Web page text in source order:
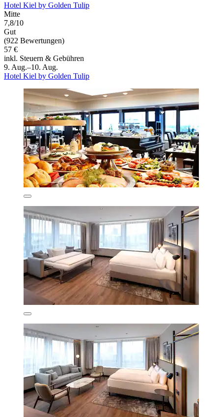
Hotel Kiel by Golden Tulip
Mitte
7,8/10
Gut
(922 Bewertungen)
57 €
inkl. Steuern & Gebühren
9. Aug.–10. Aug.
Hotel Kiel by Golden Tulip